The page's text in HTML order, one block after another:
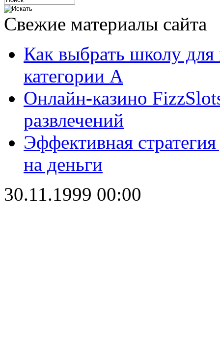
Свежие материалы сайта
Как выбрать школу для
категории А
Онлайн-казино
развлечений
Эффективная
на деньги
30.11.1999 00:00